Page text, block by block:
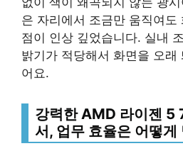
은 자리에서 조금만 움직여도
점이 인상 깊었습니다. 실내
밝기가 적당해서 화면을 오래
어요.
강력한 AMD 라이젠 5
서, 업무 효율은 어떻게